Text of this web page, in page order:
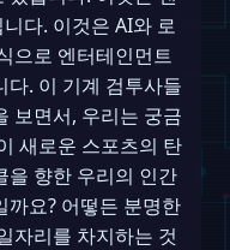
다. 이것은 AI와 로
으로 엔터테인먼트
다. 이 기계 검투사들
보면서, 우리는 궁금
새로운 스포츠의 탄
을 향한 우리의 인간
까요? 어떻든 분명한
자리를 차지하는 것